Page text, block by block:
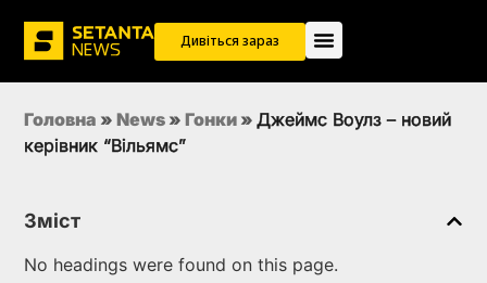
Дивіться зараз
Головна » News » Гонки » Джеймс Воулз – новий
керівник “Вільямс”
Зміст
No headings were found on this page.